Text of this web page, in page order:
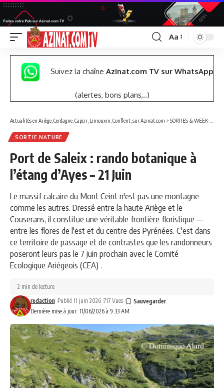
Font
Resizer
Aa
Suivez la chaîne Azinat.com TV sur WhatsApp
(alertes, bons plans,..)
Actualités en Ariège, Cerdagne, Capcir, Limouxin, Conflent, sur Azinat.com > SORTIES & WEEK-END
SORTIE NATURE
Port de Saleix : rando botanique à
l’étang d’Ayes – 21 Juin
Le massif calcaire du Mont Ceint n'est pas une montagne
comme les autres. Dressé entre la haute Ariège et le
Couserans, il constitue une véritable frontière floristique —
entre les flores de l'est et du centre des Pyrénées. C'est dans
ce territoire de passage et de contrastes que les randonneurs
poseront leurs pas le 7 juin prochain avec le Comité
Ecologique Ariégeois (CEA) .
Dernière mise à jour: 11/06/2026 à 9:33 AM
redaction Publié 11 juin 2026 717 Vues
2 min de lecture